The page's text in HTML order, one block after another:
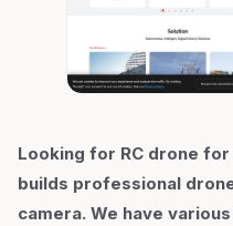
Looking for RC drone
builds professional
camera. We have